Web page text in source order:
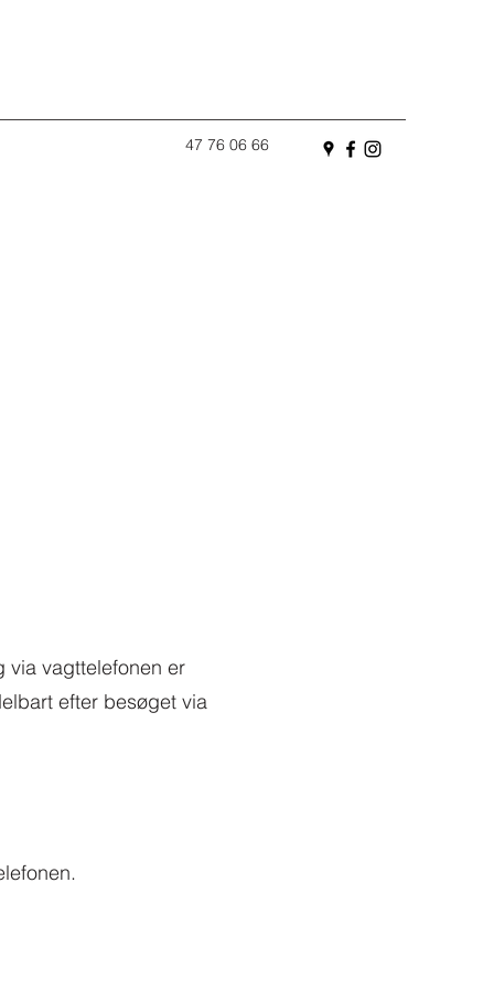
47 76 06 66
via vagttelefonen er
efter besøget via